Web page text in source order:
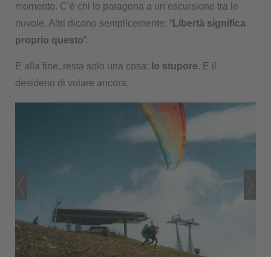
momento. C’è chi lo paragona a un’escursione tra le
nuvole. Altri dicono semplicemente: “ Libertà significa
proprio questo”.
E alla fine, resta solo una cosa: lo stupore. E il
desiderio di volare ancora.